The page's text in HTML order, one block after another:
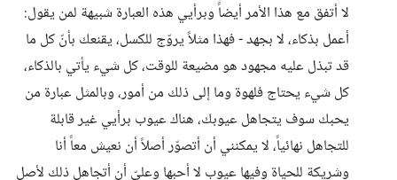
لا أتفق مع هذا الأمر أيضاً وبرأيي هذه العبارة شبيهة لمن يقول:
أعمل بذكاء، لا بجهد - فهذا مثلاً يروّج للكسل، يقنعك بأنّ كل ما
قد تبذل عليه مجهود هو مضيعة للوقت، كل شيء يأتي بالذكاء،
كل شيء يحتاج فلهوة وما إلى ذلك من أمور، وبالمثل عبارة من
يحبك سوف يتجاهل عيوبك، هناك عيوب برأيي غير قابلة
للتجاهل نهائياً، لا يمكنني أن أتصوّر أصلاً أن نعيش معاً أنا
وشريكة للحياة وفيها عيوب لا أحبها وعليّ أن أتجاهل ذلك لأصل